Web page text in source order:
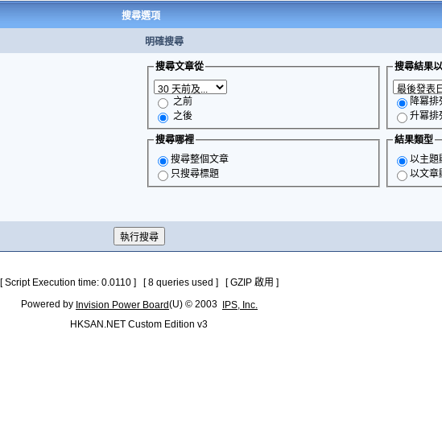
搜尋選項
明確搜尋
搜尋文章從
之前
之後
搜尋結果
降冪排
升冪排
搜尋哪裡
搜尋整個文章
只搜尋標題
結果類型
以主題
以文章
[ Script Execution time: 0.0110 ] [ 8 queries used ] [ GZIP 啟用 ]
Powered by Invision Power Board(U) © 2003
IPS, Inc.
HKSAN.NET Custom Edition v3